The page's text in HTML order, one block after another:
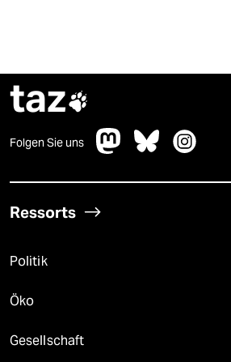
taz
Folgen Sie uns
Ressorts
Politik
Öko
Gesellschaft